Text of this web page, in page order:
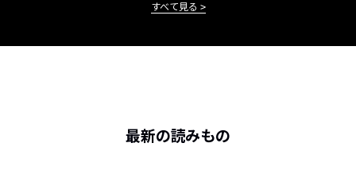
すべて見る
最新の読みもの